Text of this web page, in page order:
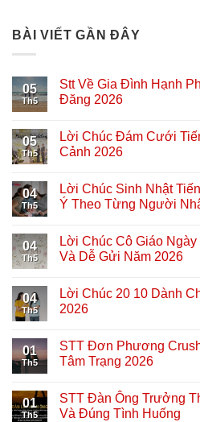
BÀI VIẾT GẦN ĐÂY
05
Th5
Stt Về Gia Đình Hạnh
Đăng 2026
05
Th5
Lời Chúc Đám Cưới
Cảnh 2026
04
Th5
Lời Chúc Sinh Nhật
Ý Theo Từng Người
04
Th5
Lời Chúc Cô Giáo
Và Dễ Gửi Năm 2026
04
Th5
Lời Chúc 20 10 Dành
2026
01
Th5
STT Đơn Phương
Tâm Trạng 2026
01
Th5
STT Đàn Ông Trưởng
Và Đúng Tình Huống